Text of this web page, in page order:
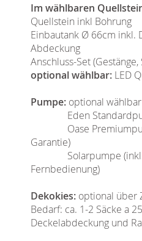
Im wählbaren
Quellstein inkl Bohrung
Einbautank Ø 66cm inkl.
Abdeckung
Anschluss-Set
optional wählbar: LED
Pumpe: optional wählbar
Eden
Oase
Garantie)
Solarpumpe (inkl.
Fernbedienung)
Dekokies: optional über
Bedarf: ca. 1-2 Säcke a
Deckelabdeckung und